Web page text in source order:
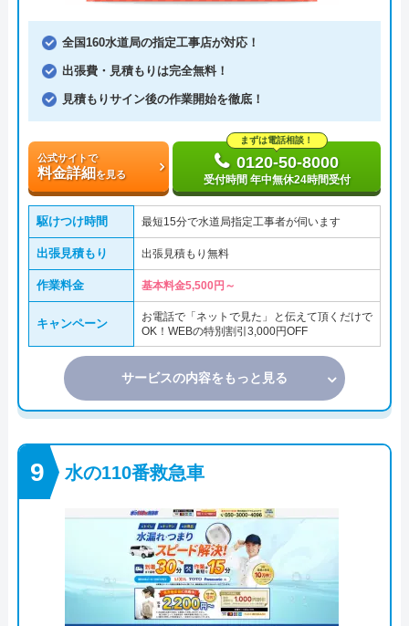
全国160水道局の指定工事店が対応！
出張費・見積もりは完全無料！
見積もりサイン後の作業開始を徹底！
公式サイトで
料金詳細を見る
まずは電話相談！
0120-50-8000
受付時間 年中無休24時間受付
駆けつけ時間 最短15分で水道局指定工事者が伺います
出張見積もり 出張見積もり無料
作業料金 基本料金5,500円～
キャンペーン
お電話で「ネットで見た」と伝えて頂くだけで
OK！WEBの特別割引3,000円OFF
サービスの内容をもっと見る
水の110番救急車